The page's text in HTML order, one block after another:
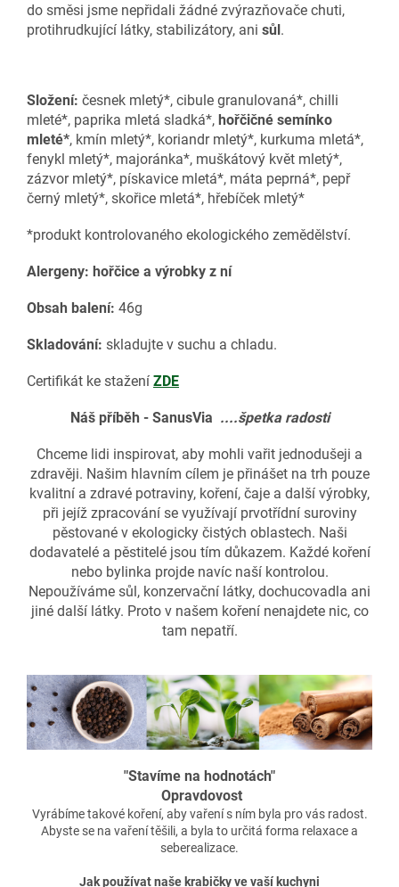
do směsi jsme nepřidali žádné zvýrazňovače chuti,
protihrudkující látky, stabilizátory, ani sůl.
Složení: česnek mletý*, cibule granulovaná*, chilli
mleté*, paprika mletá sladká*, hořčičné semínko
mleté*, kmín mletý*, koriandr mletý*, kurkuma mletá*,
fenykl mletý*, majoránka*, muškátový květ mletý*,
zázvor mletý*, pískavice mletá*, máta peprná*, pepř
černý mletý*, skořice mletá*, hřebíček mletý*
*produkt kontrolovaného ekologického zemědělství.
Alergeny: hořčice a výrobky z ní
Obsah balení: 46g
Skladování: skladujte v suchu a chladu.
Certifikát ke stažení ZDE
Náš příběh - SanusVia ....špetka radosti
Chceme lidi inspirovat, aby mohli vařit jednodušeji a
zdravěji. Našim hlavním cílem je přinášet na trh pouze
kvalitní a zdravé potraviny, koření, čaje a další výrobky,
při jejíž zpracování se využívají prvotřídní suroviny
pěstované v ekologicky čistých oblastech. Naši
dodavatelé a pěstitelé jsou tím důkazem. Každé koření
nebo bylinka projde navíc naší kontrolou.
Nepoužíváme sůl, konzervační látky, dochucovadla ani
jiné další látky. Proto v našem koření nenajdete nic, co
tam nepatří.
"Stavíme na hodnotách"
Opravdovost
Vyrábíme takové koření, aby vaření s ním byla pro vás radost.
Abyste se na vaření těšili, a byla to určitá forma relaxace a
seberealizace.
Jak používat naše krabičky ve vaší kuchyni